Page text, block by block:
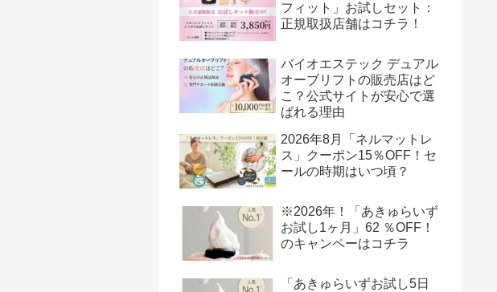
フィット」お試しセット：
正規取扱店舗はコチラ！
バイオエステック デュアル
オーブリフトの販売店はど
こ？公式サイトが安心で選
ばれる理由
2026年8月「ネルマットレ
ス」クーポン15％OFF！セ
ールの時期はいつ頃？
※2026年！「あきゅらいず
お試し1ヶ月」62 ％OFF！
のキャンペーはコチラ
「あきゅらいずお試し5日